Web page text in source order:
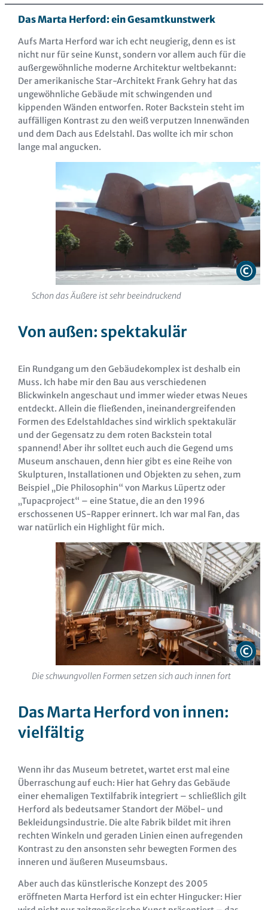
Das Marta Herford: ein Gesamtkunstwerk
Aufs Marta Herford war ich echt neugierig, denn es ist
nicht nur für seine Kunst, sondern vor allem auch für die
außergewöhnliche moderne Architektur weltbekannt:
Der amerikanische Star-Architekt Frank Gehry hat das
ungewöhnliche Gebäude mit schwingenden und
kippenden Wänden entworfen. Roter Backstein steht im
auffälligen Kontrast zu den weiß verputzen Innenwänden
und dem Dach aus Edelstahl. Das wollte ich mir schon
lange mal angucken.
Schon das Äußere ist sehr beeindruckend
Von außen: spektakulär
Ein Rundgang um den Gebäudekomplex ist deshalb ein
Muss. Ich habe mir den Bau aus verschiedenen
Blickwinkeln angeschaut und immer wieder etwas Neues
entdeckt. Allein die fließenden, ineinandergreifenden
Formen des Edelstahldaches sind wirklich spektakulär
und der Gegensatz zu dem roten Backstein total
spannend! Aber ihr solltet euch auch die Gegend ums
Museum anschauen, denn hier gibt es eine Reihe von
Skulpturen, Installationen und Objekten zu sehen, zum
Beispiel „Die Philosophin“ von Markus Lüpertz oder
„Tupacproject“ – eine Statue, die an den 1996
erschossenen US-Rapper erinnert. Ich war mal Fan, das
war natürlich ein Highlight für mich.
Die schwungvollen Formen setzen sich auch innen fort
Das Marta Herford von innen:
vielfältig
Wenn ihr das Museum betretet, wartet erst mal eine
Überraschung auf euch: Hier hat Gehry das Gebäude
einer ehemaligen Textilfabrik integriert – schließlich gilt
Herford als bedeutsamer Standort der Möbel- und
Bekleidungsindustrie. Die alte Fabrik bildet mit ihren
rechten Winkeln und geraden Linien einen aufregenden
Kontrast zu den ansonsten sehr bewegten Formen des
inneren und äußeren Museumsbaus.
Aber auch das künstlerische Konzept des 2005
eröffneten Marta Herford ist ein echter Hingucker: Hier